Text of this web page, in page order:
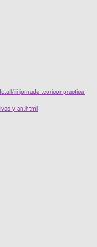
iii-jornada-teoriconpractica-
y-an.html